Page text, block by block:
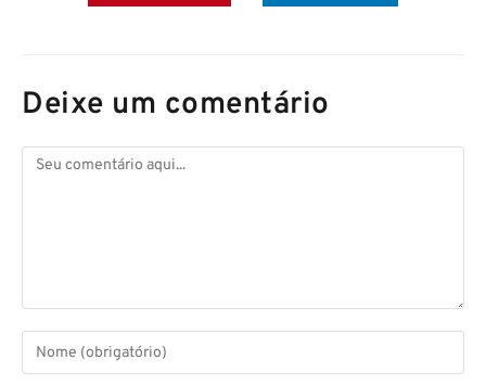
Deixe um comentário